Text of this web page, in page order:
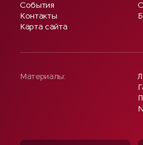
События
Контакты
Карта сайта
Материалы: